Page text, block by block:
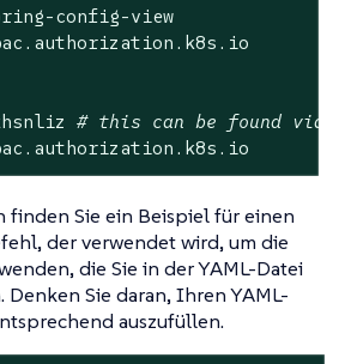
config-view
# this can be found via
finden Sie ein Beispiel für einen
der verwendet wird, um die
die Sie in der YAML-Datei
Sie daran, Ihren YAML-
auszufüllen.